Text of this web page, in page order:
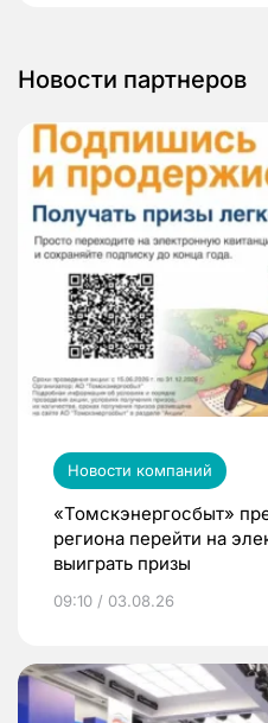
Новости партнеров
Новости компаний
«Томскэнергосбыт»
региона перейти на
выиграть призы
09:10 / 03.08.26